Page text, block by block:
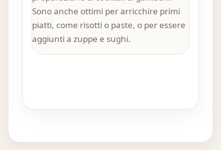
Sono anche ottimi per arricchire primi
piatti, come risotti o paste, o per essere
aggiunti a zuppe e sughi.